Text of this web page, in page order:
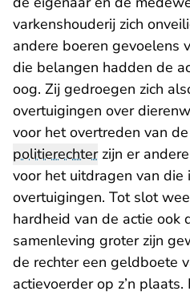
varkenshouderij zich
andere boeren gevoelens
die belangen hadden de
oog. Zij gedroegen zich
overtuigingen over
voor het overtreden van
politierechterzijn er
voor het uitdragen van die
overtuigingen. Tot slot
hardheid van de actie ook
samenleving groter zijn
de rechter een geldboete
actievoerder op z’n